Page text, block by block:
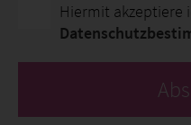
Hiermit akzeptiere